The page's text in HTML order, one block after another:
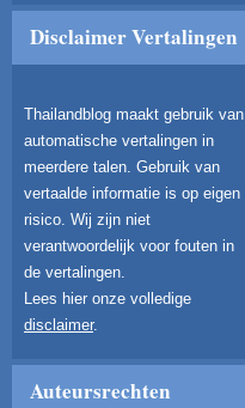
Disclaimer Vertalingen
Thailandblog maakt gebruik van
automatische vertalingen in
meerdere talen. Gebruik van
vertaalde informatie is op eigen
risico. Wij zijn niet
verantwoordelijk voor fouten in
de vertalingen.
Lees hier onze volledige
disclaimer.
Auteursrechten